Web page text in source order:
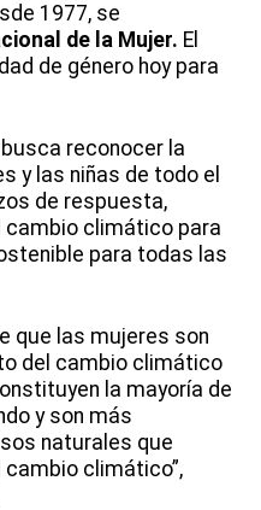
1977, se
de la Mujer. El
de género hoy para
reconocer la
y las niñas de todo el
de respuesta,
cambio climático para
para todas las
que las mujeres son
del cambio climático
la mayoría de
y son más
naturales que
climático”,